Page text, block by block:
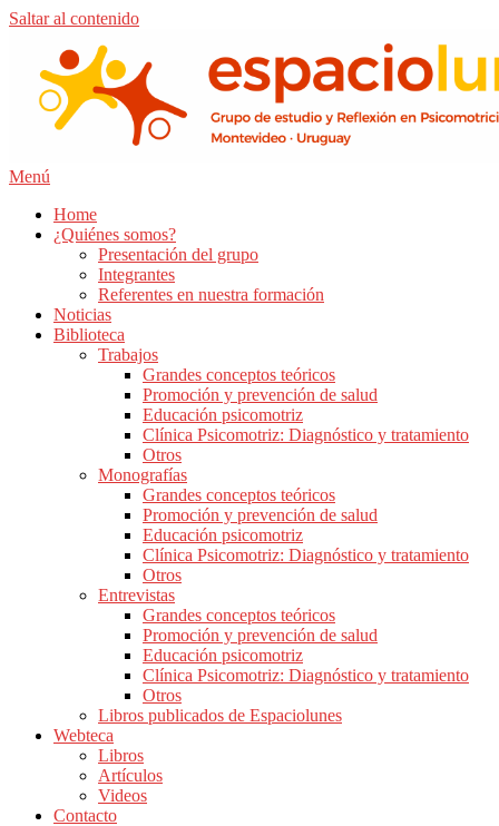
Saltar al contenido
Menú
Home
¿Quiénes somos?
Presentación del grupo
Integrantes
Referentes en nuestra formación
Noticias
Biblioteca
Trabajos
Grandes conceptos teóricos
Promoción y prevención de salud
Educación psicomotriz
Clínica Psicomotriz: Diagnóstico y tratamiento
Otros
Monografías
Grandes conceptos teóricos
Promoción y prevención de salud
Educación psicomotriz
Clínica Psicomotriz: Diagnóstico y tratamiento
Otros
Entrevistas
Grandes conceptos teóricos
Promoción y prevención de salud
Educación psicomotriz
Clínica Psicomotriz: Diagnóstico y tratamiento
Otros
Libros publicados de Espaciolunes
Webteca
Libros
Artículos
Videos
Contacto